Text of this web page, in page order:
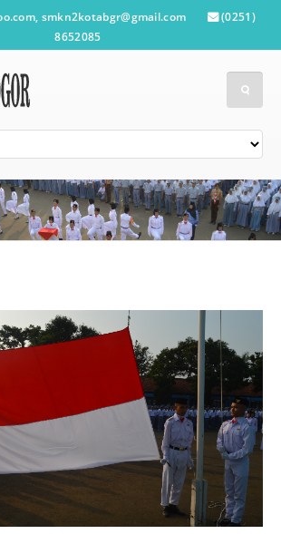
smkn2kotabgr@gmail.com
(0251)
8652085